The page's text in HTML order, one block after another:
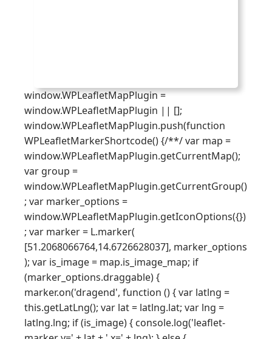
window.WPLeafletMapPlugin =
window.WPLeafletMapPlugin || [];
window.WPLeafletMapPlugin.push(function
WPLeafletMarkerShortcode() {/**/ var map =
window.WPLeafletMapPlugin.getCurrentMap();
var group =
window.WPLeafletMapPlugin.getCurrentGroup()
; var marker_options =
window.WPLeafletMapPlugin.getIconOptions({})
; var marker = L.marker(
[51.2068066764,14.6726628037], marker_options
); var is_image = map.is_image_map; if
(marker_options.draggable) {
marker.on('dragend', function () { var latlng =
this.getLatLng(); var lat = latlng.lat; var lng =
latlng.lng; if (is_image) { console.log('leaflet-